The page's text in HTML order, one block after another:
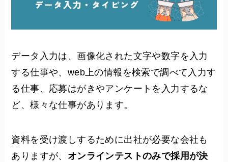
データ入力は、画像化された文字や数字を入力
する仕事や、web上の情報を検索で調べて入力す
る仕事、応募はがきやアンケートを入力するな
ど、様々な仕事があります。
資料を受け渡しするために出社が必要な会社も
ありますが、 オンラインテストのみで採用が決